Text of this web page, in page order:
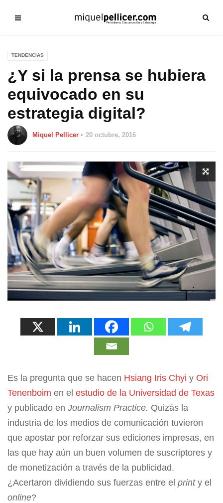
TENDENCIAS
¿Y si la prensa se hubiera
equivocado en su
estrategia digital?
Miquel Pellicer 20 octubre, 2016
Es la pregunta que se hacen Hsiang Iris Chyi y Ori
Tenenboim en el estudio de la Universidad de Texas
y publicado en Journalism Practice. Quizás la
industria de los medios de comunicación tuvieron
que apostar por reforzar sus ediciones impresas, en
las que hay aún un buen volumen de suscriptores y
de monetización a través de la publicidad.
¿Acertaron dividiendo sus fuerzas entre el printy el
online?